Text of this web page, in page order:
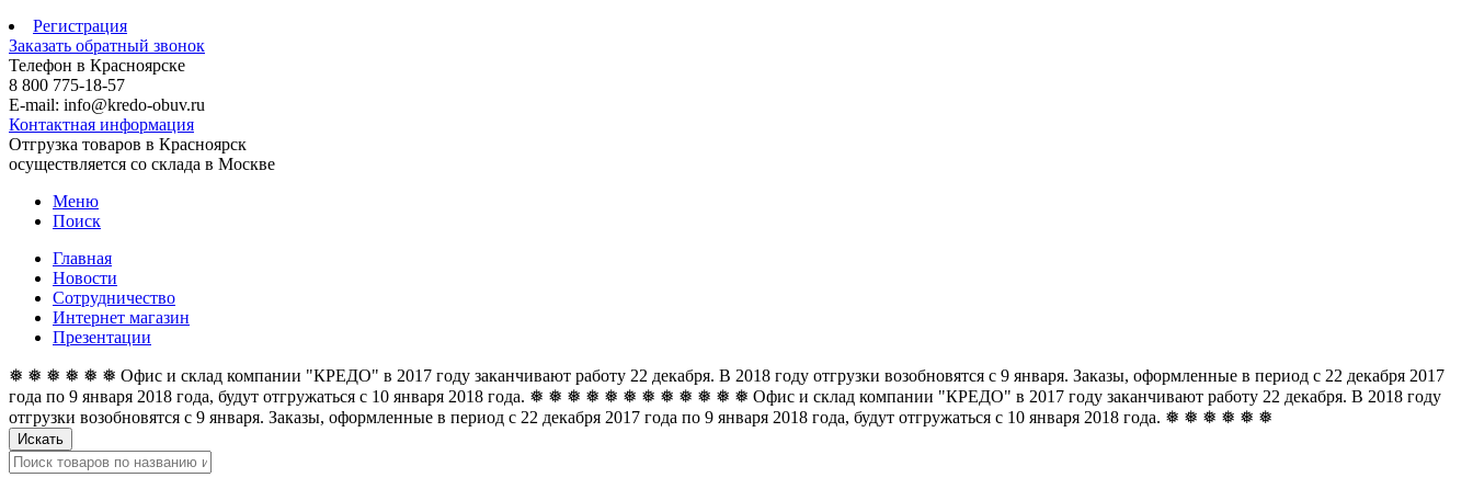
Регистрация
Заказать обратный звонок
Телефон в Красноярске
8 800 775-18-57
E-mail: info@kredo-obuv.ru
Контактная информация
Отгрузка товаров в Красноярск
осуществляется со склада в Москве
Меню
Поиск
Главная
Новости
Сотрудничество
Интернет магазин
Презентации
❅ ❅ ❅ ❅ ❅ ❅ Офис и склад компании "КРЕДО" в 2017 году заканчивают работу 22 декабря. В 2018 году отгрузки возобновятся с 9 января. Заказы, оформленные в период с 22 декабря 2017
года по 9 января 2018 года, будут отгружаться с 10 января 2018 года. ❅ ❅ ❅ ❅ ❅ ❅ ❅ ❅ ❅ ❅ ❅ ❅ Офис и склад компании "КРЕДО" в 2017 году заканчивают работу 22 декабря. В 2018 году
отгрузки возобновятся с 9 января. Заказы, оформленные в период с 22 декабря 2017 года по 9 января 2018 года, будут отгружаться с 10 января 2018 года. ❅ ❅ ❅ ❅ ❅ ❅
Искать